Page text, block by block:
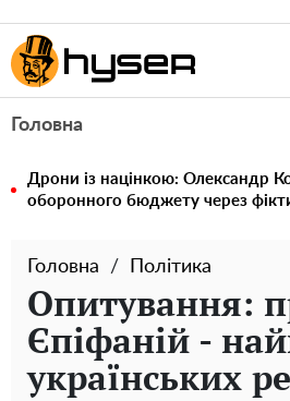
Головна
Дрони із націнкою: Олександр
оборонного бюджету через
Головна Політика
Опитування:
Єпіфаній -
українських